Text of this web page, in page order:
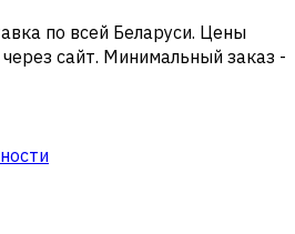
по всей Беларуси. Цены
сайт. Минимальный заказ -